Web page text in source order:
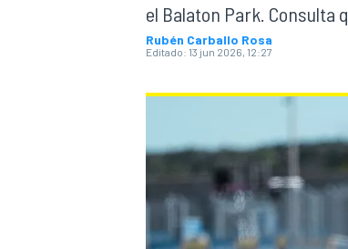
WEC
el Balaton Park. Consulta
Rubén Carballo Rosa
Editado: 13 jun 2026, 12:27